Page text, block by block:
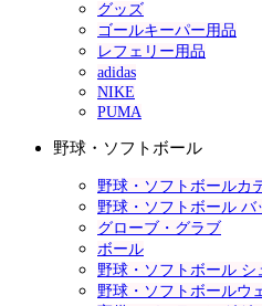
グッズ
ゴールキーパー用品
レフェリー用品
adidas
NIKE
PUMA
野球・ソフトボール
野球・ソフトボールカ
野球・ソフトボール バ
グローブ・グラブ
ボール
野球・ソフトボール シ
野球・ソフトボールウ